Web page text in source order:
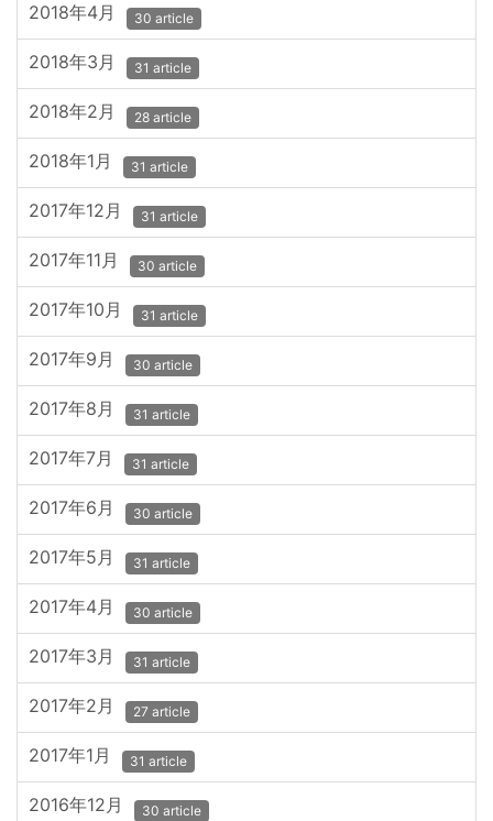
2018年4月 30 article
2018年3月 31 article
2018年2月 28 article
2018年1月 31 article
2017年12月 31 article
2017年11月 30 article
2017年10月 31 article
2017年9月 30 article
2017年8月 31 article
2017年7月 31 article
2017年6月 30 article
2017年5月 31 article
2017年4月 30 article
2017年3月 31 article
2017年2月 27 article
2017年1月 31 article
2016年12月 30 article